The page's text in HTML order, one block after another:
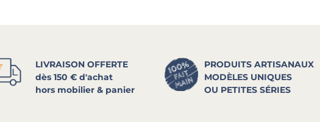
LIVRAISON OFFERTE
dès 150 € d'achat
hors mobilier & panier
PRODUITS ARTISANAUX
MODÈLES UNIQUES
OU PETITES SÉRIES